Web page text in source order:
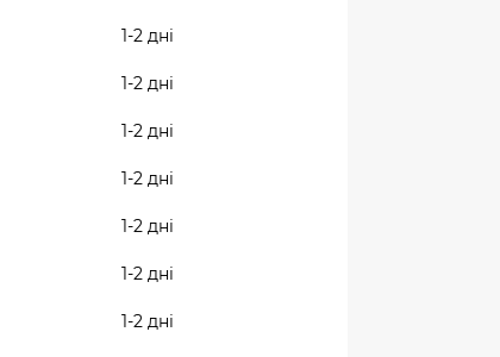
1-2 дні
1-2 дні
1-2 дні
1-2 дні
1-2 дні
1-2 дні
1-2 дні